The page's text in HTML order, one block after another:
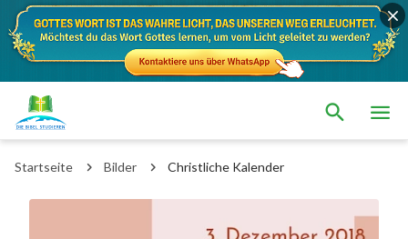
Startseite Bilder Christliche Kalender